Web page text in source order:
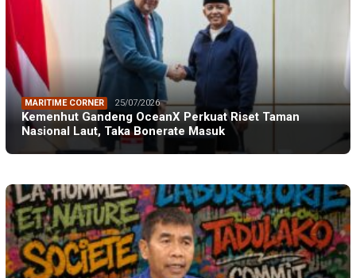
MARITIME CORNER 25/07/2026
Kemenhut Gandeng OceanX Perkuat Riset Taman
Nasional Laut, Taka Bonerate Masuk